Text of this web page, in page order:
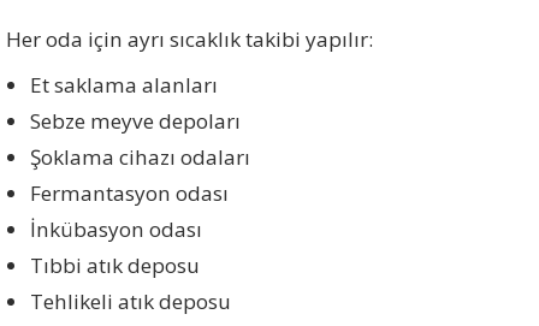
Her oda için ayrı sıcaklık takibi yapılır:
Et saklama alanları
Sebze meyve depoları
Şoklama cihazı odaları
Fermantasyon odası
İnkübasyon odası
Tıbbi atık deposu
Tehlikeli atık deposu